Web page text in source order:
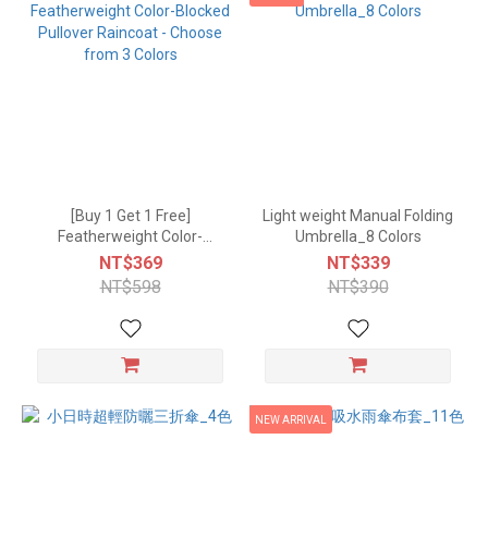
[Buy 1 Get 1 Free]
Featherweight Color-
Blocked Pullover Raincoat -
Choose from 3 Colors
NT$369
NT$598
Light weight Manual Folding
Umbrella_8 Colors
NT$339
NT$390
NEW ARRIVAL